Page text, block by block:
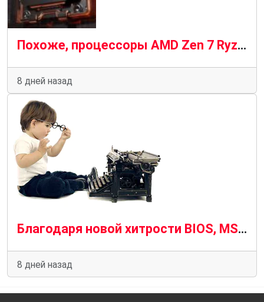
Похоже, процессоры AMD Zen 7 Ryzen будут последними, кто будет работать на материнских платах AM5
8 дней назад
Благодаря новой хитрости BIOS, MSI позволяет использовать оперативную память с низкой задержкой без AMD Expo ULL.
8 дней назад